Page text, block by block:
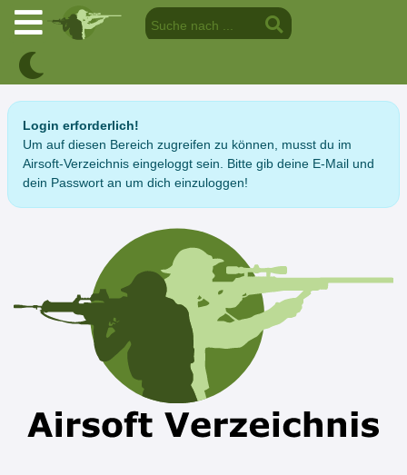
Login erforderlich!
Um auf diesen Bereich zugreifen zu können, musst du im
Airsoft-Verzeichnis eingeloggt sein. Bitte gib deine E-Mail und
dein Passwort an um dich einzuloggen!